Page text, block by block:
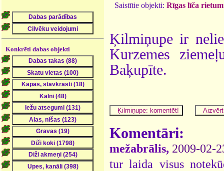
Konkrēti dabas objekti
Saistītie objekti: Rīgas līča
Ķilmiņupe ir
Kurzemes
Baķupīte.
Komentāri:
mežabrālis, 2009-02-
tur laida visus